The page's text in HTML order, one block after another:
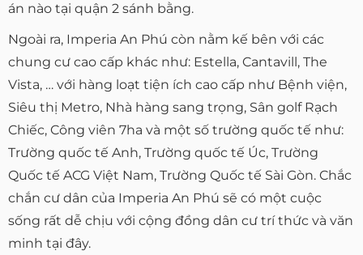
án nào tại quận 2 sánh bằng.
Ngoài ra, Imperia An Phú còn nằm kế bên với các
chung cư cao cấp khác như: Estella, Cantavill, The
Vista, … với hàng loạt tiện ích cao cấp như Bệnh viện,
Siêu thị Metro, Nhà hàng sang trọng, Sân golf Rạch
Chiếc, Công viên 7ha và một số trường quốc tế như:
Trường quốc tế Anh, Trường quốc tế Úc, Trường
Quốc tế ACG Việt Nam, Trường Quốc tế Sài Gòn. Chắc
chắn cư dân của Imperia An Phú sẽ có một cuộc
sống rất dễ chịu với cộng đồng dân cư trí thức và văn
minh tại đây.